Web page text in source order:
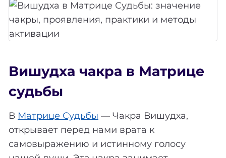
Вишудха чакра в Матрице
судьбы
В Матрице Судьбы — Чакра Вишудха,
открывает перед нами врата к
самовыражению и истинному голосу